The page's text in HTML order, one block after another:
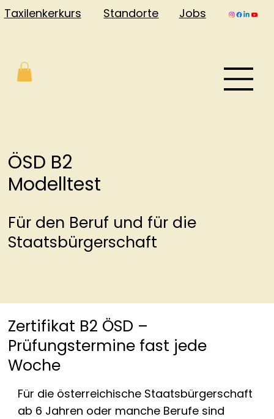
Taxilenkerkurs Standorte Jobs
ÖSD B2
Modelltest
Für den Beruf und für die
Staatsbürgerschaft
Zertifikat B2 ÖSD –
Prüfungstermine fast jede
Woche
Für die österreichische Staatsbürgerschaft
ab 6 Jahren oder manche Berufe sind